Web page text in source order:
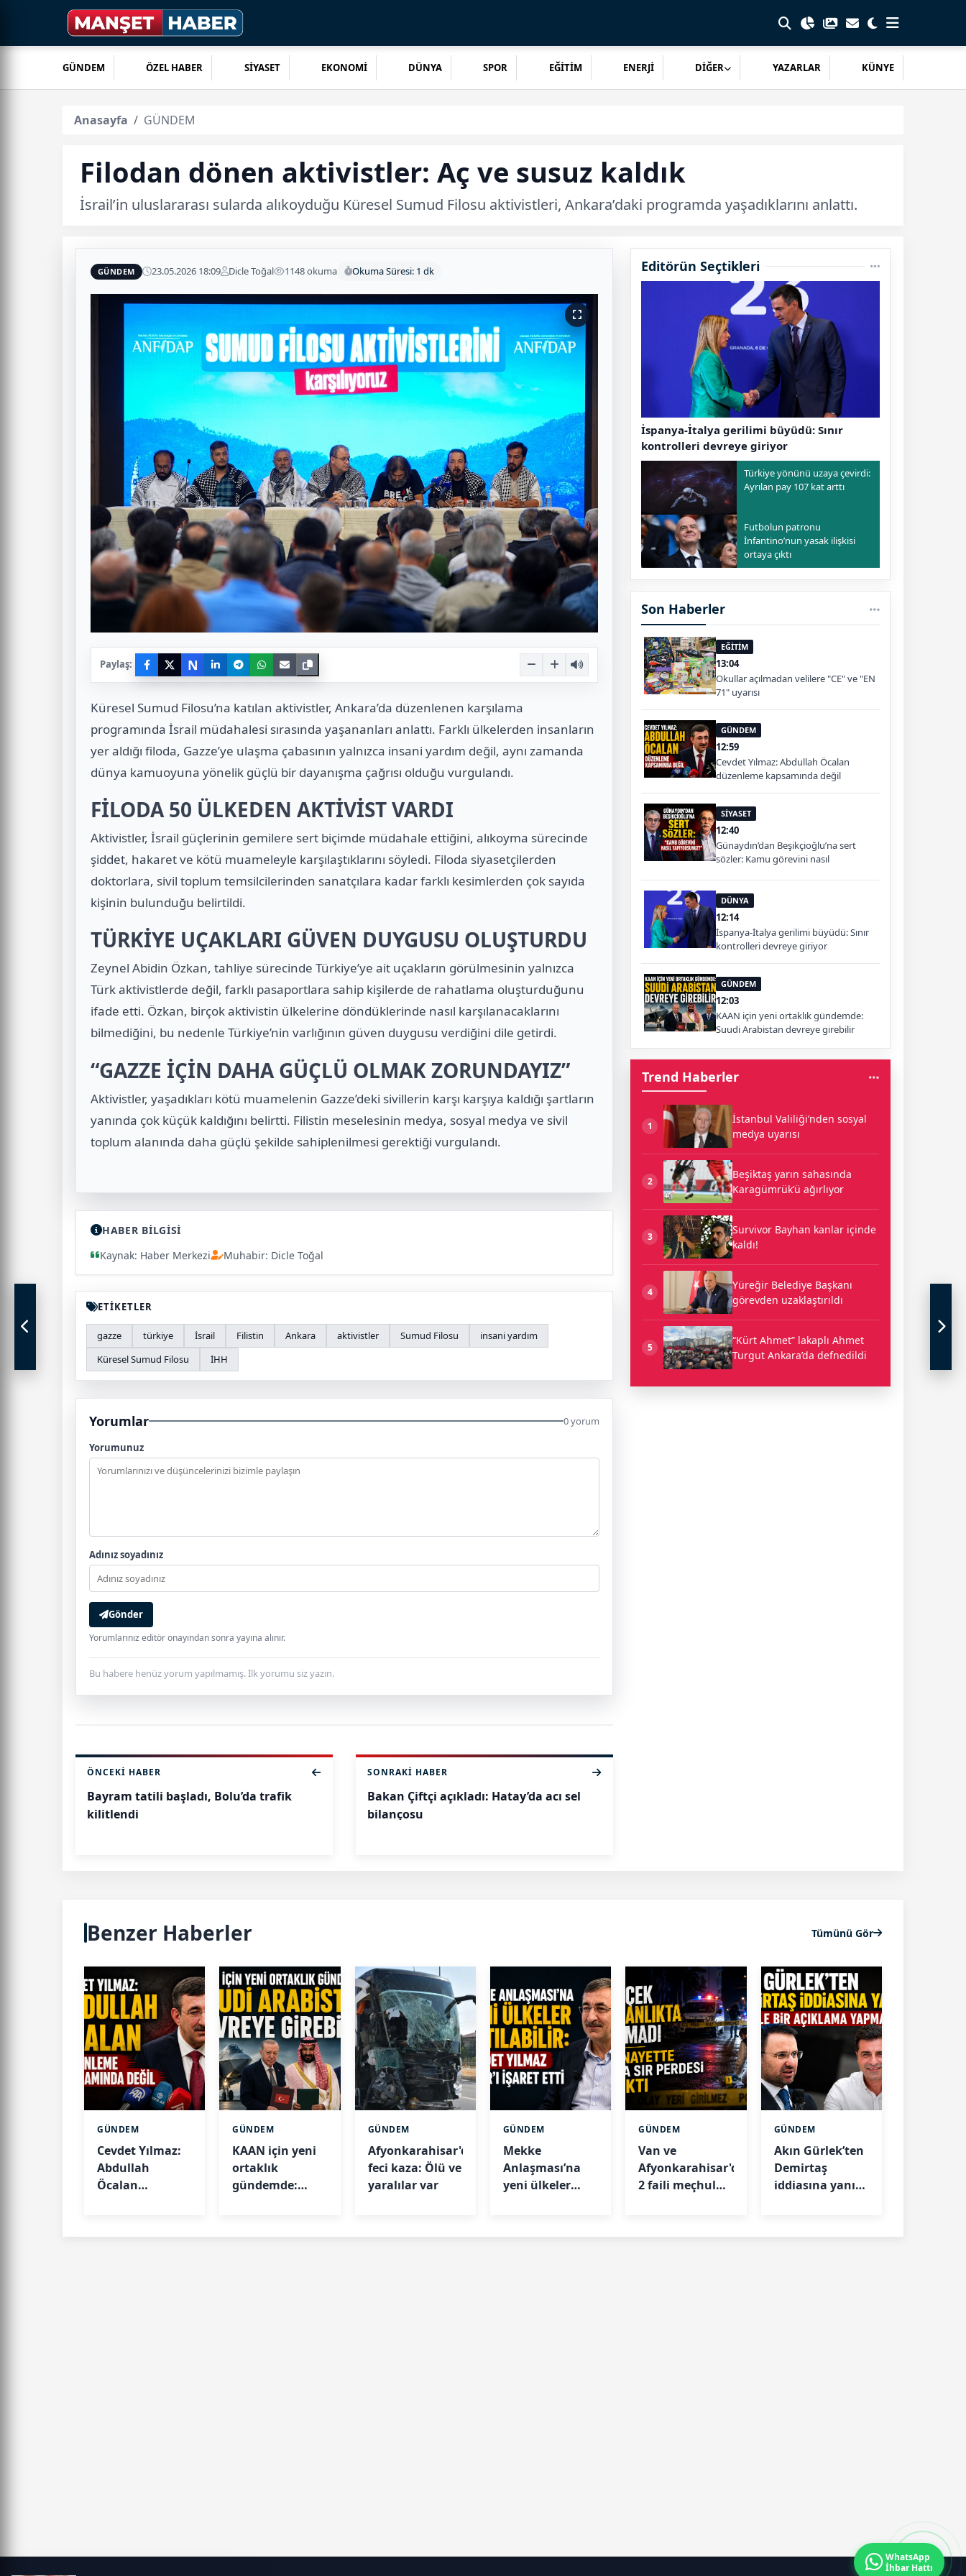
GÜNDEM ÖZEL HABER SİYASET EKONOMİ DÜNYA SPOR EĞİTİM ENERJİ DİĞER YAZARLAR KÜNYE
Anasayfa GÜNDEM
Filodan dönen aktivistler: Aç ve susuz kaldık
İsrail’in uluslararası sularda alıkoyduğu Küresel Sumud Filosu aktivistleri, Ankara’daki programda yaşadıklarını anlattı.
GÜNDEM 23.05.2026 18:09 Dicle Toğal 1148 okuma Okuma Süresi: 1 dk
Paylaş: N
Küresel Sumud Filosu’na katılan aktivistler, Ankara’da düzenlenen karşılama
programında İsrail müdahalesi sırasında yaşananları anlattı. Farklı ülkelerden insanların
yer aldığı filoda, Gazze’ye ulaşma çabasının yalnızca insani yardım değil, aynı zamanda
dünya kamuoyuna yönelik güçlü bir dayanışma çağrısı olduğu vurgulandı.
FİLODA 50 ÜLKEDEN AKTİVİST VARDI
Aktivistler, İsrail güçlerinin gemilere sert biçimde müdahale ettiğini, alıkoyma sürecinde
şiddet, hakaret ve kötü muameleyle karşılaştıklarını söyledi. Filoda siyasetçilerden
doktorlara, sivil toplum temsilcilerinden sanatçılara kadar farklı kesimlerden çok sayıda
kişinin bulunduğu belirtildi.
TÜRKİYE UÇAKLARI GÜVEN DUYGUSU OLUŞTURDU
Zeynel Abidin Özkan, tahliye sürecinde Türkiye’ye ait uçakların görülmesinin yalnızca
Türk aktivistlerde değil, farklı pasaportlara sahip kişilerde de rahatlama oluşturduğunu
ifade etti. Özkan, birçok aktivistin ülkelerine döndüklerinde nasıl karşılanacaklarını
bilmediğini, bu nedenle Türkiye’nin varlığının güven duygusu verdiğini dile getirdi.
“GAZZE İÇİN DAHA GÜÇLÜ OLMAK ZORUNDAYIZ”
Aktivistler, yaşadıkları kötü muamelenin Gazze’deki sivillerin karşı karşıya kaldığı şartların
yanında çok küçük kaldığını belirtti. Filistin meselesinin medya, sosyal medya ve sivil
toplum alanında daha güçlü şekilde sahiplenilmesi gerektiği vurgulandı.
HABER BİLGİSİ
Kaynak: Haber Merkezi
Muhabir: Dicle Toğal
ETİKETLER
gazze türkiye İsrail Filistin Ankara aktivistler Sumud Filosu
insani yardım
Küresel Sumud Filosu
İHH
Yorumlar 0 yorum
Yorumunuz
Adınız soyadınız
Gönder
Yorumlarınız editör onayından sonra yayına alınır.
Bu habere henüz yorum yapılmamış. İlk yorumu siz yazın.
ÖNCEKI HABER
Bayram tatili başladı, Bolu’da trafik
kilitlendi
SONRAKI HABER
Bakan Çiftçi açıkladı: Hatay’da acı sel
bilançosu
Editörün Seçtikleri
İspanya-İtalya gerilimi büyüdü: Sınır
kontrolleri devreye giriyor
Türkiye yönünü uzaya çevirdi:
Ayrılan pay 107 kat arttı
Futbolun patronu
İnfantino’nun yasak ilişkisi
ortaya çıktı
Son Haberler
EĞİTİM
13:04
Okullar açılmadan velilere "CE" ve "EN
71" uyarısı
GÜNDEM
12:59
Cevdet Yılmaz: Abdullah Öcalan
düzenleme kapsamında değil
SİYASET
12:40
Günaydın’dan Beşikçioğlu’na sert
sözler: Kamu görevini nasıl
DÜNYA
12:14
İspanya-İtalya gerilimi büyüdü: Sınır
kontrolleri devreye giriyor
GÜNDEM
12:03
KAAN için yeni ortaklık gündemde:
Suudi Arabistan devreye girebilir
Trend Haberler
1
İstanbul Valiliği’nden sosyal
medya uyarısı
2
Beşiktaş yarın sahasında
Karagümrük’ü ağırlıyor
3
Survivor Bayhan kanlar içinde
kaldı!
4
Yüreğir Belediye Başkanı
görevden uzaklaştırıldı
5
“Kürt Ahmet” lakaplı Ahmet
Turgut Ankara’da defnedildi
Benzer Haberler Tümünü Gör
GÜNDEM
Cevdet Yılmaz:
Abdullah
Öcalan
GÜNDEM
KAAN için yeni
ortaklık
gündemde:
GÜNDEM
Afyonkarahisar'da
feci kaza: Ölü ve
yaralılar var
GÜNDEM
Mekke
Anlaşması’na
yeni ülkeler
GÜNDEM
Van ve
Afyonkarahisar'daki
2 faili meçhul
GÜNDEM
Akın Gürlek’ten
Demirtaş
iddiasına yanıt:
WhatsApp
İhbar Hattı